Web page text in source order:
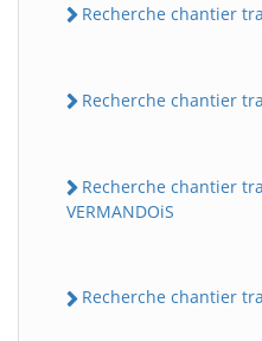
Recherche chantier
Recherche chantier
Recherche chantier
VERMANDOiS
Recherche chantier